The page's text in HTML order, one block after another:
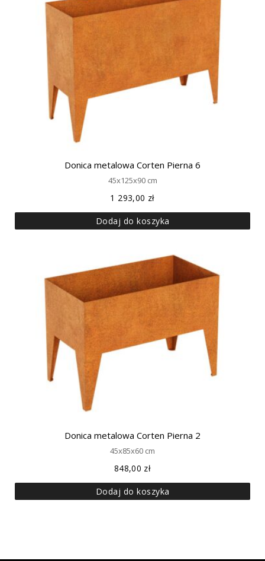
Donica metalowa Corten Pierna 6
45x125x90 cm
1 293,00 zł
Dodaj do koszyka
Donica metalowa Corten Pierna 2
45x85x60 cm
848,00 zł
Dodaj do koszyka